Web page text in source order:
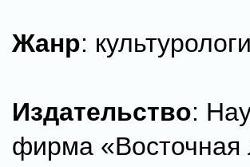
Жанр:
Издательство:
фирма «Восточная